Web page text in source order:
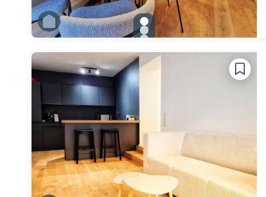
gallery.slide_selector
Zu Slide 1 wechseln
Zu Slide 2 wechseln
Zu Slide 4 wechseln
Zu Slide 5 wechseln